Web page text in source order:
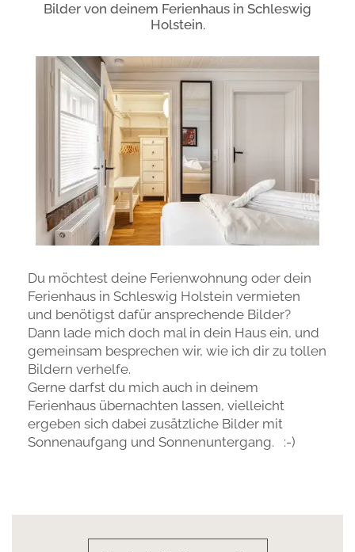
Bilder von deinem Ferienhaus in Schleswig
Holstein.
Du möchtest deine Ferienwohnung oder dein
Ferienhaus in Schleswig Holstein vermieten
und benötigst dafür ansprechende Bilder?
Dann lade mich doch mal in dein Haus ein, und
gemeinsam besprechen wir, wie ich dir zu tollen
Bildern verhelfe.
Gerne darfst du mich auch in deinem
Ferienhaus übernachten lassen, vielleicht
ergeben sich dabei zusätzliche Bilder mit
Sonnenaufgang und Sonnenuntergang. :-)